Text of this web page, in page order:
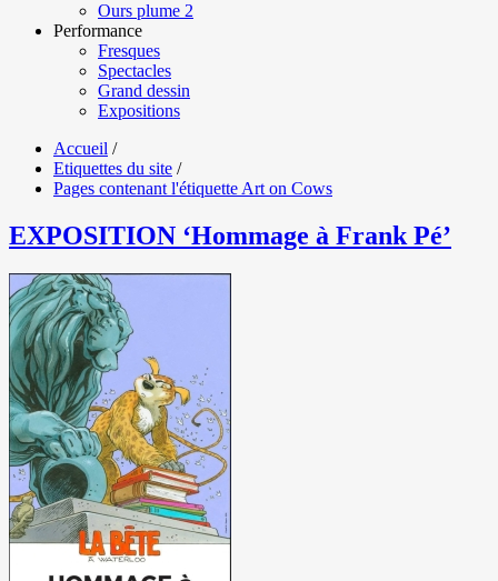
Ours plume 2
Performance
Fresques
Spectacles
Grand dessin
Expositions
Accueil /
Etiquettes du site /
Pages contenant l'étiquette Art on Cows
EXPOSITION ‘Hommage à Frank Pé’